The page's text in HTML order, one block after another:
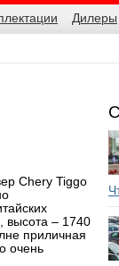
Дилеры
Chery Tiggo
высота – 1740
приличная
очень